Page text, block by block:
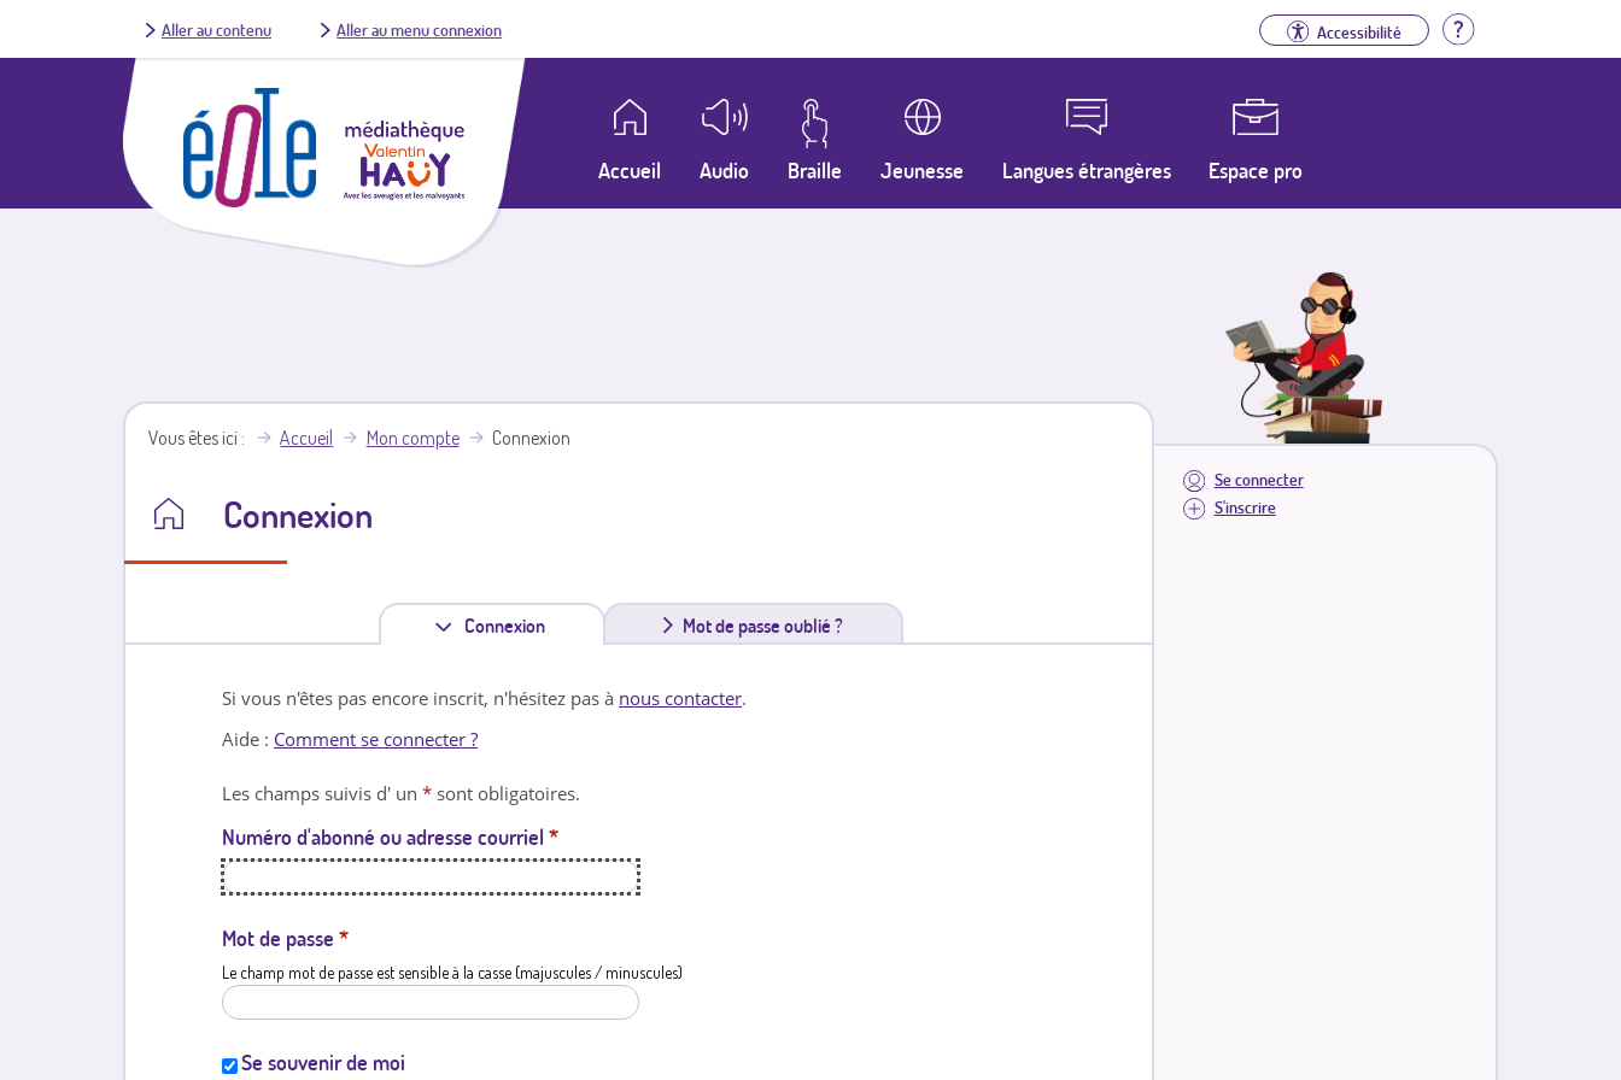
Aller au contenu Aller au menu connexion Accessibilité Aide
Accueil Audio Braille Jeunesse Langues étrangères Espace pro
Se connecter
S'inscrire
Vous êtes ici Accueil Mon compte Connexion
Connexion
Connexion
n
l
e
Mot de passe oublié ?
Si vous n'êtes pas encore inscrit, n'hésitez pas à nous contacter.
Aide : Comment se connecter ?
Les champs suivis d' un * sont obligatoires.
Numéro d'abonné ou adresse courriel *
Mot de passe *
Le champ mot de passe est sensible à la casse (majuscules / minuscules)
Se souvenir de moi